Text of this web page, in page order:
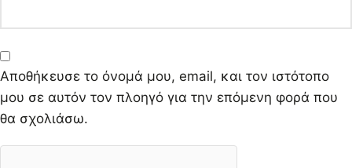
Αποθήκευσε το όνομά μου, email, και τον ιστότοπο
μου σε αυτόν τον πλοηγό για την επόμενη φορά που
θα σχολιάσω.